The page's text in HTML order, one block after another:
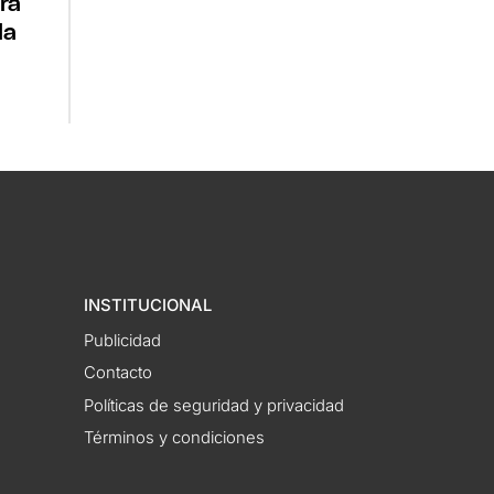
INSTITUCIONAL
Publicidad
Contacto
Políticas de seguridad y privacidad
Términos y condiciones